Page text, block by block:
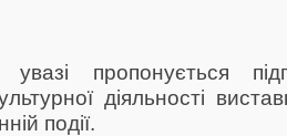
увазі пропонується
діяльності
події.